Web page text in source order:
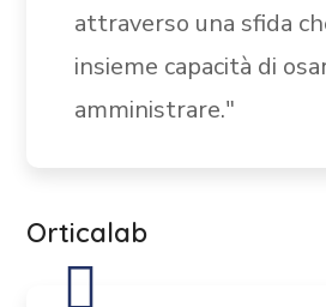
attraverso una sfida
insieme capacità di
amministrare."
Orticalab